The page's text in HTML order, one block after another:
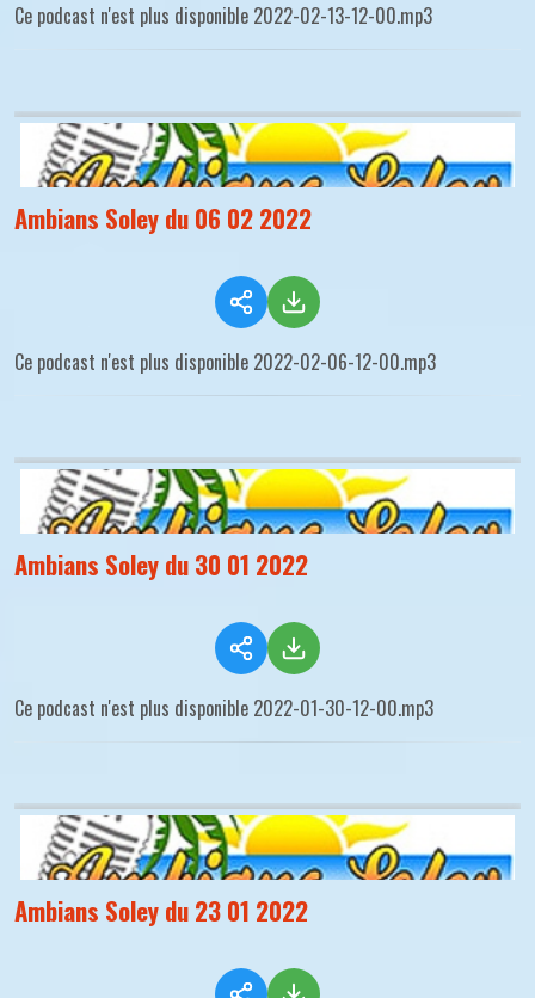
Ce podcast n'est plus disponible 2022-02-13-12-00.mp3
Ambians Soley du 06 02 2022
Ce podcast n'est plus disponible 2022-02-06-12-00.mp3
Ambians Soley du 30 01 2022
Ce podcast n'est plus disponible 2022-01-30-12-00.mp3
Ambians Soley du 23 01 2022